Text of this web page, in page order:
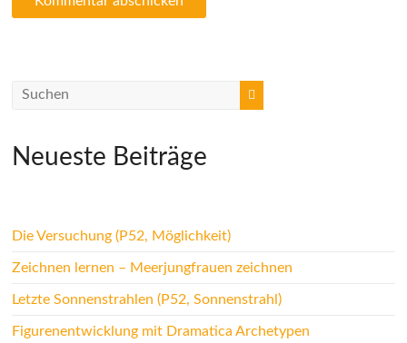
Neueste Beiträge
Die Versuchung (P52, Möglichkeit)
Zeichnen lernen – Meerjungfrauen zeichnen
Letzte Sonnenstrahlen (P52, Sonnenstrahl)
Figurenentwicklung mit Dramatica Archetypen